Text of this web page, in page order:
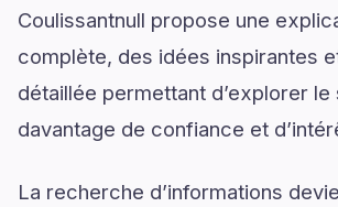
Coulissantnull propose une
complète, des idées inspirantes
détaillée permettant d’explorer le
davantage de confiance et
La recherche d’informations